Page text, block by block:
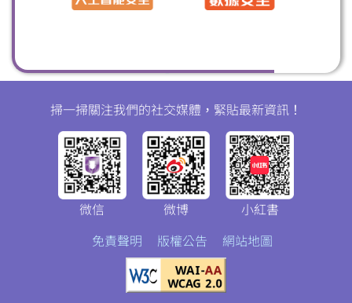
免責聲明 版權公告 網站地圖
掃一掃關注我們的社交媒體，緊貼最新資訊！
微信 微博 小紅書